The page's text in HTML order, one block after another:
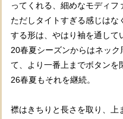
ってくれる、細めなモディフ
ただしタイトすぎる感じはな
する形は、やはり袖を通して
20春夏シーズンからはネッ
て、より一番上までボタンを
26春夏もそれを継続。
襟はきちりと長さを取り、上